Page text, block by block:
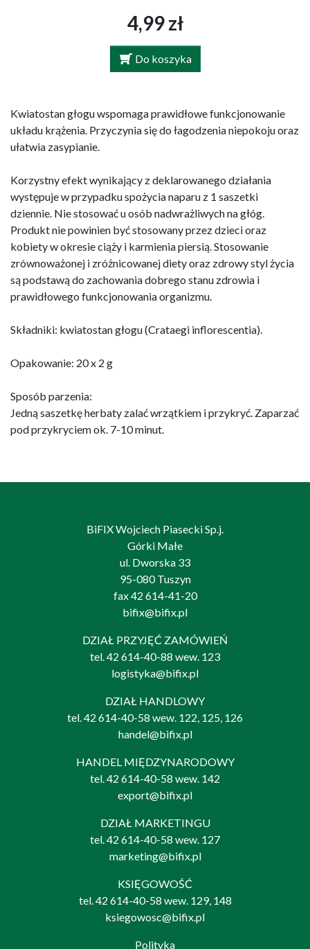
4,99 zł
Do koszyka
Kwiatostan głogu wspomaga prawidłowe funkcjonowanie
układu krążenia. Przyczynia się do łagodzenia niepokoju oraz
ułatwia zasypianie.
Korzystny efekt wynikający z deklarowanego działania
występuje w przypadku spożycia naparu z 1 saszetki
dziennie. Nie stosować u osób nadwrażliwych na głóg.
Produkt nie powinien być stosowany przez dzieci oraz
kobiety w okresie ciąży i karmienia piersią. Stosowanie
zrównoważonej i zróżnicowanej diety oraz zdrowy styl życia
są podstawą do zachowania dobrego stanu zdrowia i
prawidłowego funkcjonowania organizmu.
Składniki: kwiatostan głogu (Crataegi inflorescentia).
Opakowanie: 20 x 2 g
Sposób parzenia:
Jedną saszetkę herbaty zalać wrzątkiem i przykryć. Zaparzać
pod przykryciem ok. 7-10 minut.
BiFIX Wojciech Piasecki Sp.j.
Górki Małe
ul. Dworska 33
95-080 Tuszyn
fax 42 614-41-20
bifix@bifix.pl
DZIAŁ PRZYJĘĆ ZAMÓWIEŃ
tel.42 614-40-88 wew. 123
logistyka@bifix.pl
DZIAŁ HANDLOWY
tel.42 614-40-58 wew. 122, 125, 126
handel@bifix.pl
HANDEL MIĘDZYNARODOWY
tel.42 614-40-58 wew. 142
export@bifix.pl
DZIAŁ MARKETINGU
tel.42 614-40-58 wew. 127
marketing@bifix.pl
KSIĘGOWOŚĆ
tel.42 614-40-58 wew. 129, 148
ksiegowosc@bifix.pl
Polityka